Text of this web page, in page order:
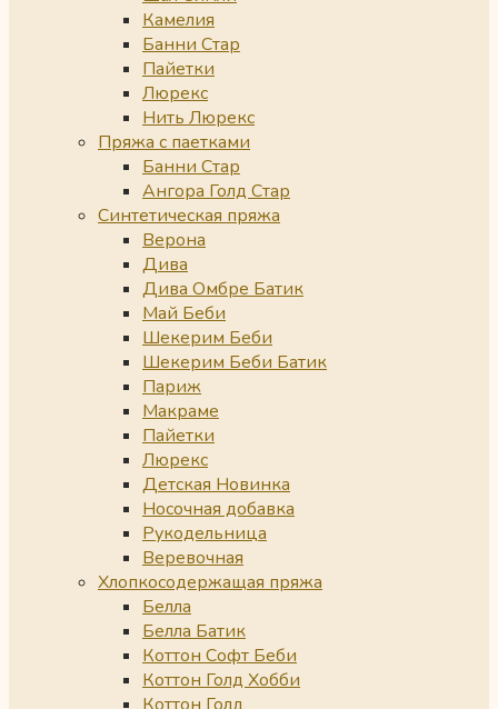
Камелия
Банни Стар
Пайетки
Люрекс
Нить Люрекс
Пряжа с паетками
Банни Стар
Ангора Голд Стар
Синтетическая пряжа
Верона
Дива
Дива Омбре Батик
Май Беби
Шекерим Беби
Шекерим Беби Батик
Париж
Макраме
Пайетки
Люрекс
Детская Новинка
Носочная добавка
Рукодельница
Веревочная
Хлопкосодержащая пряжа
Белла
Белла Батик
Коттон Софт Беби
Коттон Голд Хобби